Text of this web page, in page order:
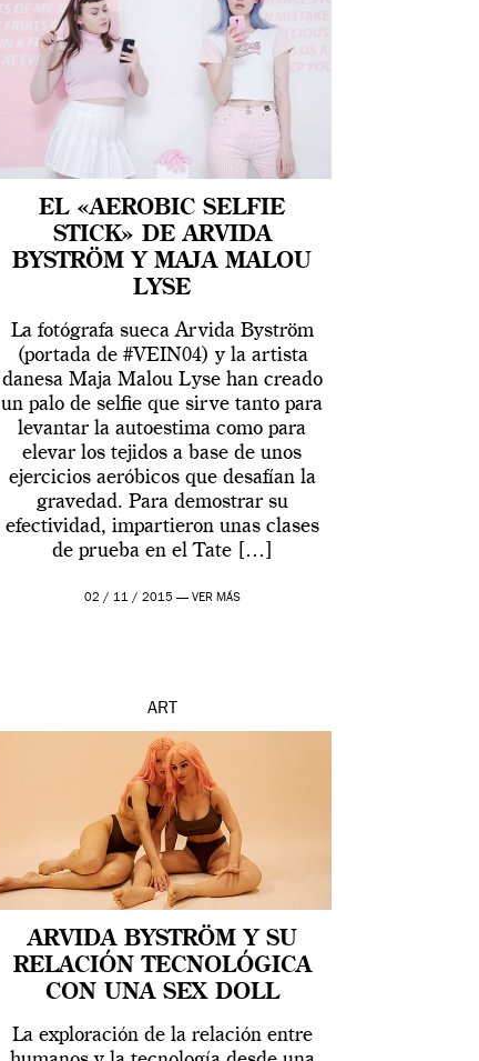
EL «AEROBIC SELFIE
STICK» DE ARVIDA
BYSTRÖM Y MAJA MALOU
LYSE
La fotógrafa sueca Arvida Byström
(portada de #VEIN04) y la artista
danesa Maja Malou Lyse han creado
un palo de selfie que sirve tanto para
levantar la autoestima como para
elevar los tejidos a base de unos
ejercicios aeróbicos que desafían la
gravedad. Para demostrar su
efectividad, impartieron unas clases
de prueba en el Tate […]
02 / 11 / 2015 — VER MÁS
ART
ARVIDA BYSTRÖM Y SU
RELACIÓN TECNOLÓGICA
CON UNA SEX DOLL
La exploración de la relación entre